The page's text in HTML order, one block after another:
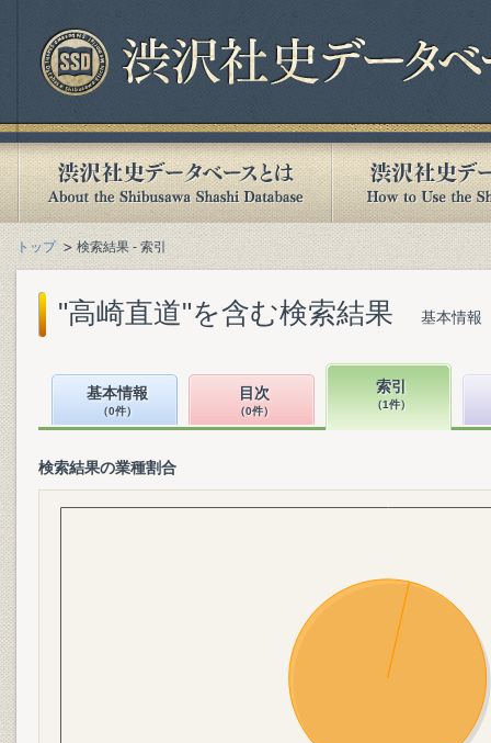
トップ 検索結果 - 索引
"高崎直道"を含む検索結果 基本情報
基本情報
（0件）
目次
（0件）
索引
（1件）
検索結果の業種割合